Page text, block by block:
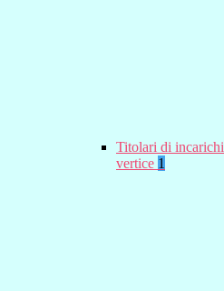
Titolari di
vertice 1